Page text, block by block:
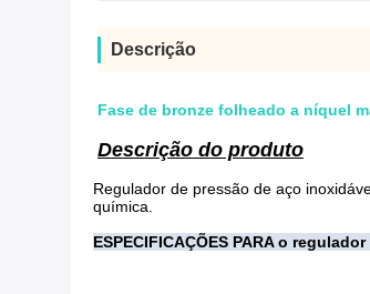
Descrição
Fase de bronze folheado a níquel
Descrição do produto
Regulador de pressão de aço
química.
ESPECIFICAÇÕES PARA o